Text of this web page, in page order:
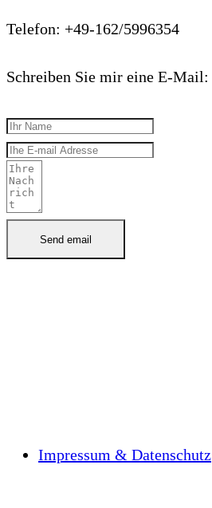
Telefon: +49-162/5996354
Schreiben Sie mir eine E-Mail:
Impressum & Datenschutz